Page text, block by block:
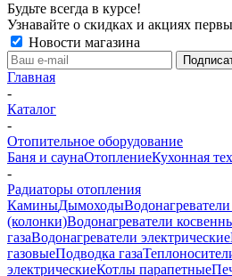
Будьте всегда в курсе!
Узнавайте о скидках и акциях
Новости магазина
Главная
-
Каталог
-
Отопительное оборудование
Баня и саунаОтоплениеКухонная
-
Радиаторы отопления
КаминыДымоходы
(колонки)Водонагреватели
газаВодонагреватели электрические
газовыеПодводка газа
электрическиеКотлы парапетные